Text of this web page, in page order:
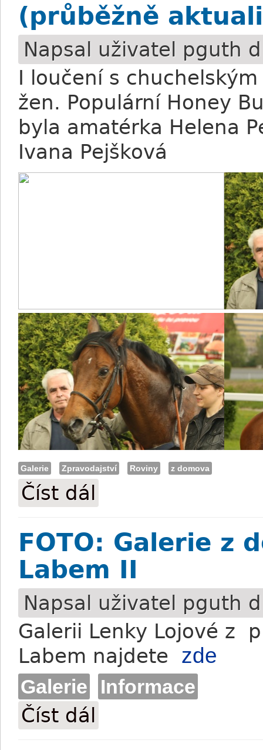
(průběžně
Napsal uživatel pguth
I loučení s
žen. Populární Honey
byla amatérka Helena
Ivana Pejšková
Galerie Zpravodajství Roviny z domova
Číst dál
FOTO: Galerie z
Labem II
Napsal uživatel pguth
Galerii Lenky Lojové z
Labem najdete zde
Galerie Informace
Číst dál